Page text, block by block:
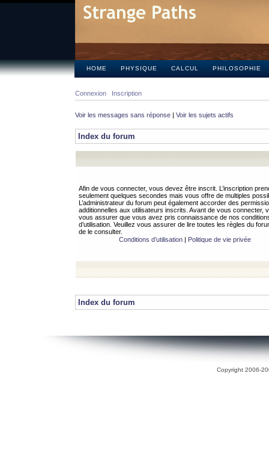
HOME PHYSIQUE CALCUL PHILOSOPHIE
Connexion Inscription
Voir les messages sans réponse | Voir les sujets actifs
Index du forum
Afin de vous connecter, vous devez être inscrit. L’inscription
seulement quelques secondes mais vous offre de multiples
L’administrateur du forum peut également accorder des
additionnelles aux utilisateurs inscrits. Avant de vous connecter,
vous assurer que vous avez pris connaissance de nos
d’utilisation. Veuillez vous assurer de lire toutes les règles du
de le consulter.
Conditions d’utilisation| Politique de vie privée
Index du forum
Copyright 2006-